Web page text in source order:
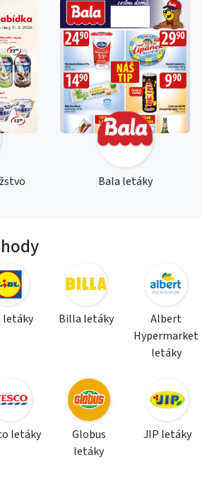
Bala letáky
letáky Billa letáky
Albert
Hypermarket
letáky
letáky
Globus
letáky
JIP letáky